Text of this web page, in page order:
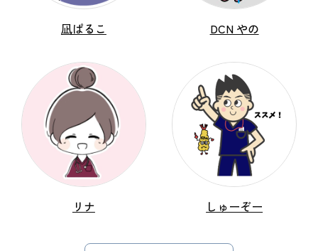
凪ぱるこ DCN やの
リナ しゅーぞー